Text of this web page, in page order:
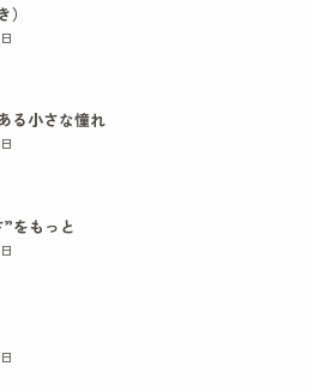
る小さな憧れ
をもっと